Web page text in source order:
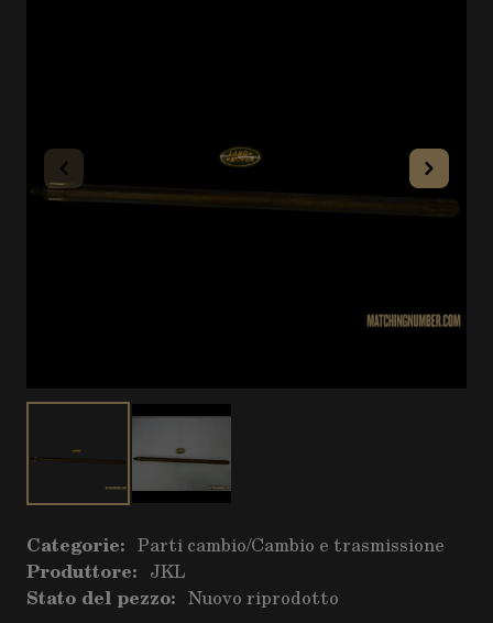
Categorie: Parti cambio/Cambio e trasmissione
Produttore: JKL
Stato del pezzo: Nuovo riprodotto